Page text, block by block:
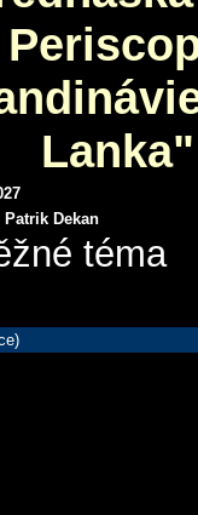
Lanka"
Patrik Dekan
téma